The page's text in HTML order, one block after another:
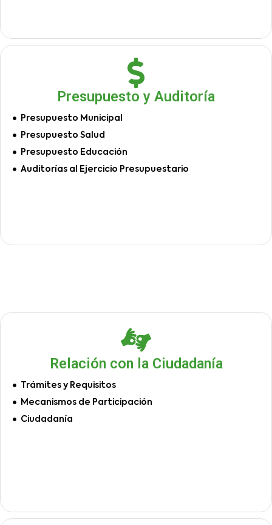
Presupuesto y Auditoría
Presupuesto Municipal
Presupuesto Salud
Presupuesto Educación
Auditorías al Ejercicio Presupuestario
Relación con la Ciudadanía
Trámites y Requisitos
Mecanismos de Participación
Ciudadanía